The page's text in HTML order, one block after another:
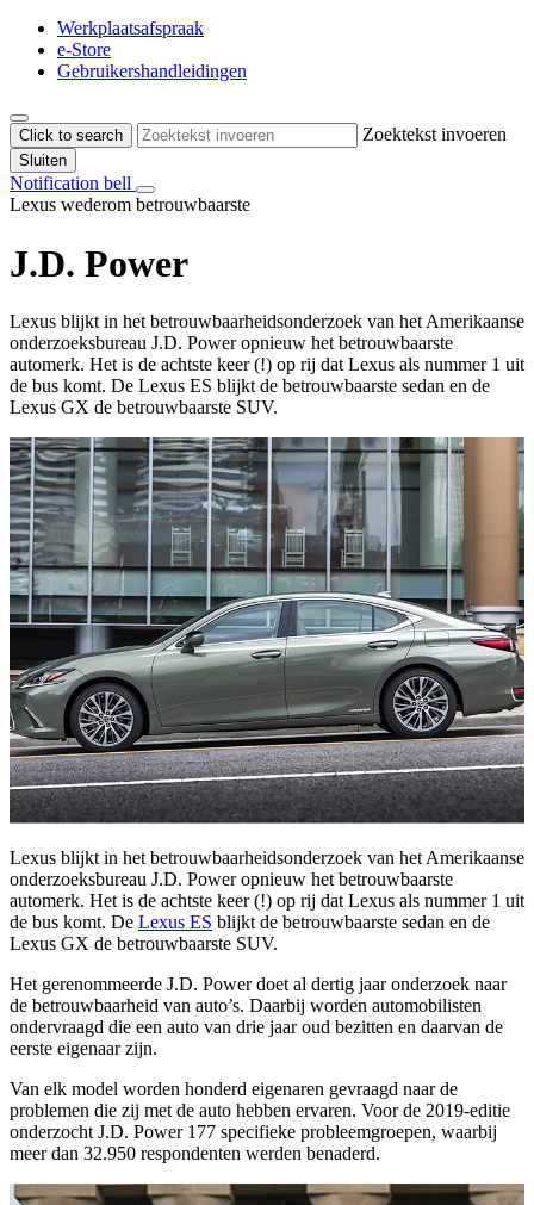
Werkplaatsafspraak
e-Store
Gebruikershandleidingen
Click to search Zoektekst invoeren
Sluiten
Notification bell
Lexus wederom betrouwbaarste
J.D. Power
Lexus blijkt in het betrouwbaarheidsonderzoek van het Amerikaanse
onderzoeksbureau J.D. Power opnieuw het betrouwbaarste
automerk. Het is de achtste keer (!) op rij dat Lexus als nummer 1 uit
de bus komt. De Lexus ES blijkt de betrouwbaarste sedan en de
Lexus GX de betrouwbaarste SUV.
Lexus blijkt in het betrouwbaarheidsonderzoek van het Amerikaanse
onderzoeksbureau J.D. Power opnieuw het betrouwbaarste
automerk. Het is de achtste keer (!) op rij dat Lexus als nummer 1 uit
de bus komt. De Lexus ES blijkt de betrouwbaarste sedan en de
Lexus GX de betrouwbaarste SUV.
Het gerenommeerde J.D. Power doet al dertig jaar onderzoek naar
de betrouwbaarheid van auto’s. Daarbij worden automobilisten
ondervraagd die een auto van drie jaar oud bezitten en daarvan de
eerste eigenaar zijn.
Van elk model worden honderd eigenaren gevraagd naar de
problemen die zij met de auto hebben ervaren. Voor de 2019-editie
onderzocht J.D. Power 177 specifieke probleemgroepen, waarbij
meer dan 32.950 respondenten werden benaderd.